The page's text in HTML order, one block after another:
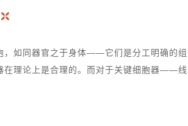
，如同器官之于身体——它们是分工明确的
理论上是合理的。而对于关键细胞器——线